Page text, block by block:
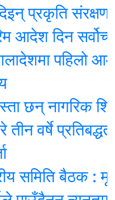
संरक्षण
दिन
पहिलो आम
नागरिक शिक्षा
प्रतिबद्धताको
बैठक : मूल